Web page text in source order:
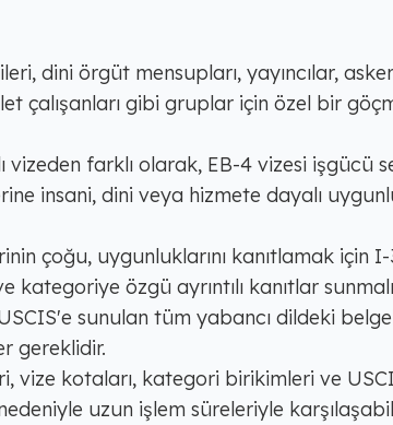
dini örgüt mensupları, yayıncılar,
çalışanları gibi gruplar için özel bir
vizeden farklı olarak, EB-4 vizesi işgücü
insani, dini veya hizmete dayalı
çoğu, uygunluklarını kanıtlamak için
kategoriye özgü ayrıntılı kanıtlar
sunulan tüm yabancı dildeki
gereklidir.
vize kotaları, kategori birikimleri ve
uzun işlem süreleriyle